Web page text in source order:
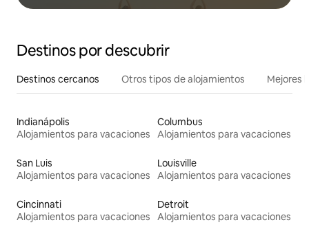
Destinos por descubrir
Destinos cercanos Otros tipos de alojamientos Mejores
Indianápolis
Alojamientos para vacaciones
Columbus
Alojamientos para vacaciones
San Luis
Alojamientos para vacaciones
Louisville
Alojamientos para vacaciones
Cincinnati
Alojamientos para vacaciones
Detroit
Alojamientos para vacaciones